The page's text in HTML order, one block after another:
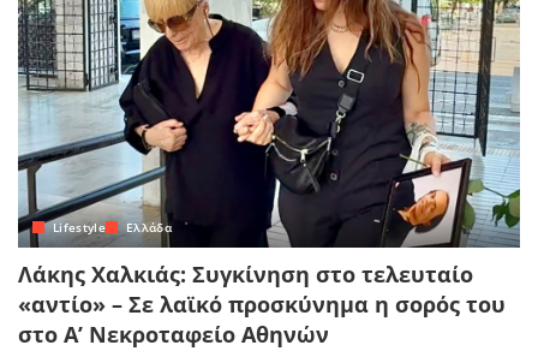
Lifestyle Ελλάδα
Λάκης Χαλκιάς: Συγκίνηση στο τελευταίο
«αντίο» – Σε λαϊκό προσκύνημα η σορός του
στο Α’ Νεκροταφείο Αθηνών